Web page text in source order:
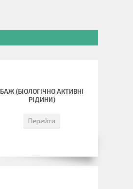
БАЖ (БІОЛОГІЧНО АКТИВНІ
РІДИНИ)
Перейти